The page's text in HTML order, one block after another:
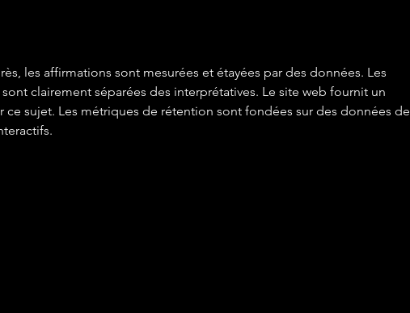
les affirmations sont mesurées et étayées par des données. Les
clairement séparées des interprétatives. Le site web fournit un
ce sujet. Les métriques de rétention sont fondées sur des données de